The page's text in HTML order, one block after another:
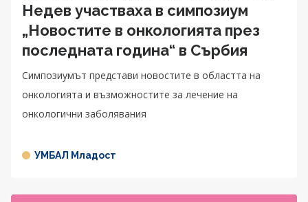
Недев участваха в симпозиум
„Новостите в онкологията през
последната година“ в Сърбия
Симпозиумът представи новостите в областта на
онкологията и възможностите за лечение на
онкологични заболявания
УМБАЛ Младост